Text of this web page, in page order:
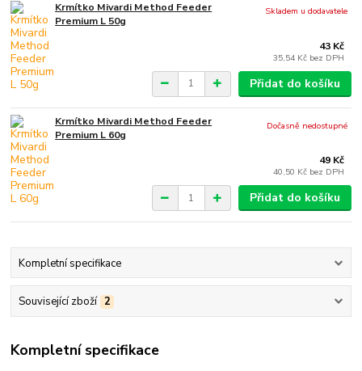
Krmítko Mivardi Method Feeder
Premium L 50g
43 Kč
35,54 Kč bez DPH
Skladem u dodavatele
Přidat do košíku
Krmítko Mivardi Method Feeder
Premium L 60g
49 Kč
40,50 Kč bez DPH
Dočasně nedostupné
Přidat do košíku
Kompletní specifikace
Související zboží 2
Kompletní specifikace